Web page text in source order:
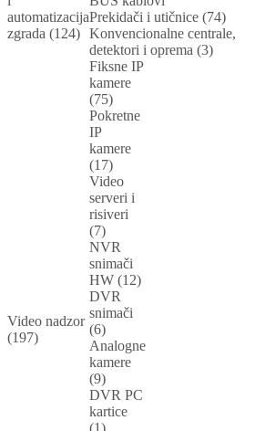
automatizacija
zgrada (124)
Prekidači i utičnice (74)
Konvencionalne centrale,
detektori i oprema (3)
Video nadzor
(197)
Fiksne IP
kamere
(75)
Pokretne
IP
kamere
(17)
Video
serveri i
risiveri
(7)
NVR
snimači
HW (12)
DVR
snimači
(6)
Analogne
kamere
(9)
DVR PC
kartice